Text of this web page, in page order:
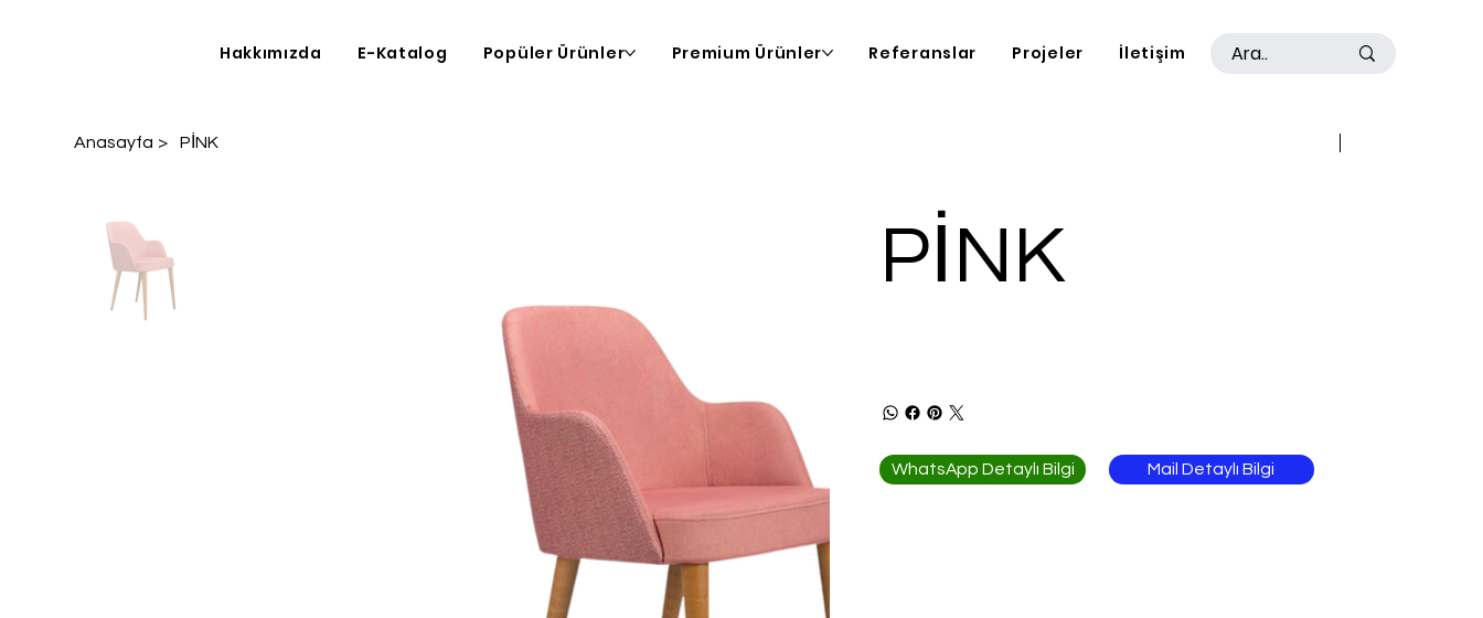
Hakkımızda E-Katalog Popüler Ürünler Premium Ürünler Referanslar Projeler İletişim
Anasayfa > PİNK
PİNK
WhatsApp Detaylı Bilgi Mail Detaylı Bilgi